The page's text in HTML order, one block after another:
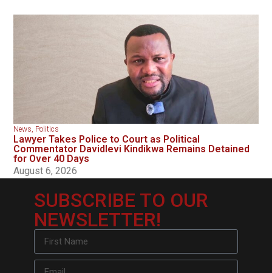
News, Politics
Lawyer Takes Police to Court as Political
Commentator Davidlevi Kindikwa Remains Detained
for Over 40 Days
August 6, 2026
SUBSCRIBE TO OUR
NEWSLETTER!